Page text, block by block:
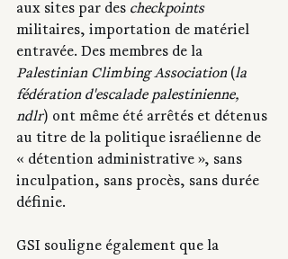
aux sites par des checkpoints
militaires, importation de matériel
entravée. Des membres de la
Palestinian Climbing Association (la
fédération d'escalade palestinienne,
ndlr) ont même été arrêtés et détenus
au titre de la politique israélienne de
« détention administrative », sans
inculpation, sans procès, sans durée
définie.
GSI souligne également que la